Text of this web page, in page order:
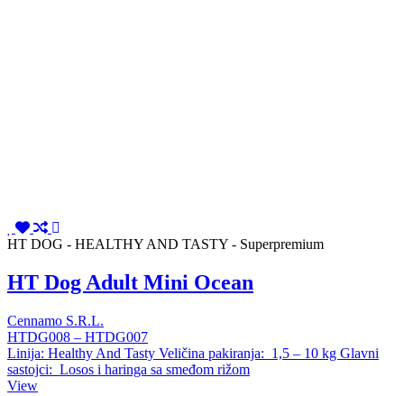
HT DOG - HEALTHY AND TASTY - Superpremium
HT Dog Adult Mini Ocean
Cennamo S.R.L.
HTDG008 – HTDG007
Linija: Healthy And Tasty Veličina pakiranja: 1,5 – 10 kg Glavni
sastojci: Losos i haringa sa smeđom rižom
View